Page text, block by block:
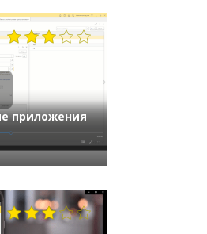
Могул»
приложения